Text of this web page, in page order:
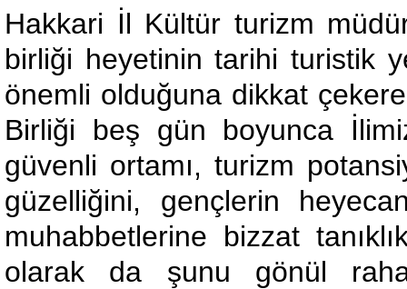
Hakkari İl Kültür turizm
birliği heyetinin tarihi turistik
önemli olduğuna dikkat
Birliği beş gün boyunca
güvenli ortamı, turizm
güzelliğini, gençlerin
muhabbetlerine bizzat
olarak da şunu gönül